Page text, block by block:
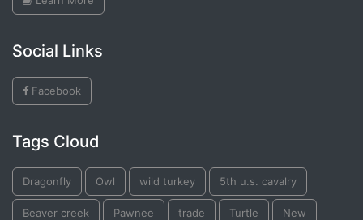
Social Links
Facebook
Tags Cloud
Dragonfly Owl wild turkey 5th u.s. cavalry
Beaver creek Pawnee trade Turtle New